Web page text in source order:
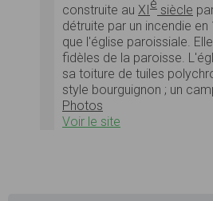
construite au XI e siècle
détruite par un incendie
que l'église paroissiale.
fidèles de la paroisse.
sa toiture de tuiles
style bourguignon ; un
Photos
Voir le site